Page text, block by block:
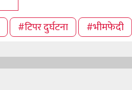
#टिपर दुर्घटना #भीमफेदी